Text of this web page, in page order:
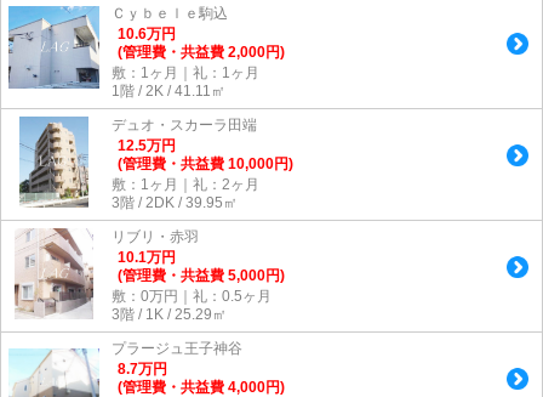
Ｃｙｂｅｌｅ駒込
10.6万円
(管理費・共益費 2,000円)
敷：1ヶ月｜礼：1ヶ月
1階 / 2K / 41.11㎡
デュオ・スカーラ田端
12.5万円
(管理費・共益費 10,000円)
敷：1ヶ月｜礼：2ヶ月
3階 / 2DK / 39.95㎡
リブリ・赤羽
10.1万円
(管理費・共益費 5,000円)
敷：0万円｜礼：0.5ヶ月
3階 / 1K / 25.29㎡
プラージュ王子神谷
8.7万円
(管理費・共益費 4,000円)